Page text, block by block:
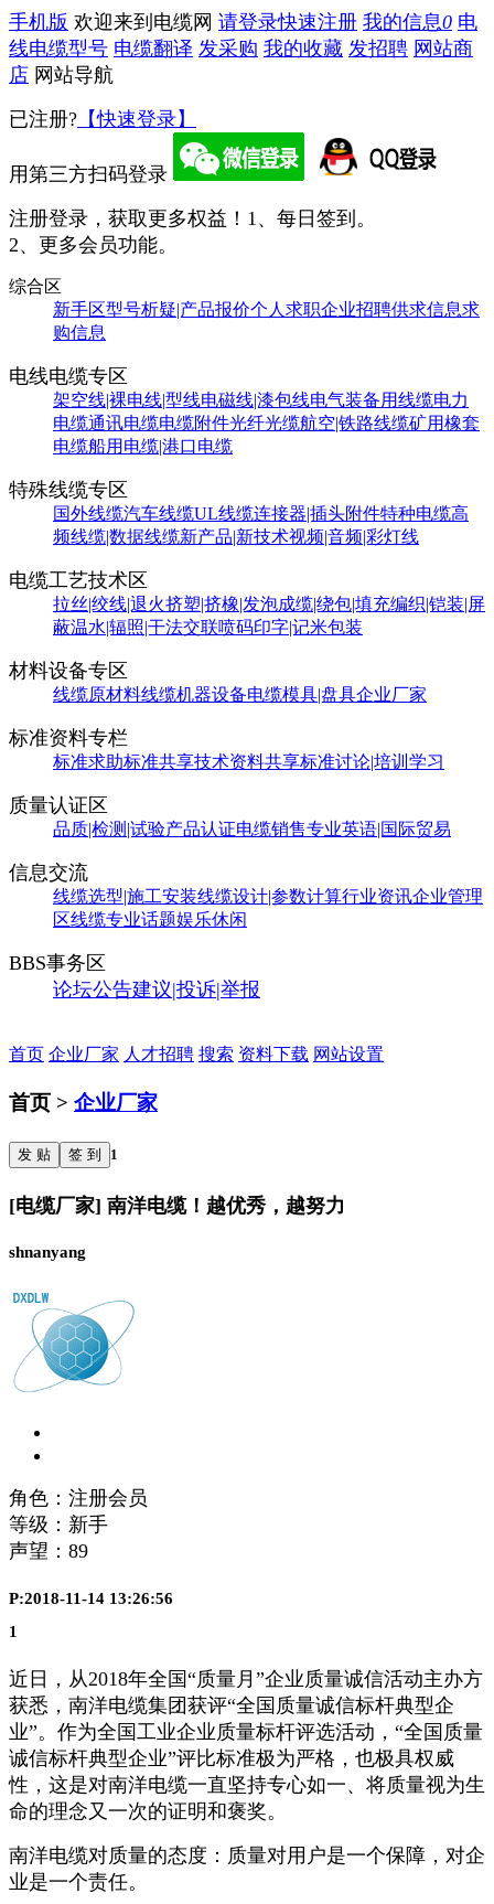
手机版 欢迎来到电缆网 请登录快速注册 我的信息0 电
线电缆型号 电缆翻译 发采购 我的收藏 发招聘 网站商
店 网站导航
已注册? 【快速登录】
用第三方扫码登录
注册登录，获取更多权益！ 1、每日签到。
2、更多会员功能。
综合区
新手区型号析疑|产品报价个人求职企业招聘供求信息求
购信息
电线电缆专区
架空线|裸电线|型线电磁线|漆包线电气装备用线缆电力
电缆通讯电缆电缆附件光纤光缆航空|铁路线缆矿用橡套
电缆船用电缆|港口电缆
特殊线缆专区
国外线缆汽车线缆UL线缆连接器|插头附件特种电缆高
频线缆|数据线缆新产品|新技术视频|音频|彩灯线
电缆工艺技术区
拉丝|绞线|退火挤塑|挤橡|发泡成缆|绕包|填充编织|铠装|屏
蔽温水|辐照|干法交联喷码印字|记米包装
材料设备专区
线缆原材料线缆机器设备电缆模具|盘具企业厂家
标准资料专栏
标准求助标准共享技术资料共享标准讨论|培训学习
质量认证区
品质|检测|试验产品认证电缆销售专业英语|国际贸易
信息交流
线缆选型|施工安装线缆设计|参数计算行业资讯企业管理
区线缆专业话题娱乐休闲
BBS事务区
论坛公告建议|投诉|举报
首页 企业厂家 人才招聘 搜索 资料下载 网站设置
首页 > 企业厂家
发 贴 签 到 1
[电缆厂家] 南洋电缆！越优秀，越努力
shnanyang
角色：注册会员
等级：新手
声望： 89
P:2018-11-14 13:26:56
1
近日，从2018年全国“质量月”企业质量诚信活动主办方
获悉，南洋电缆集团获评“全国质量诚信标杆典型企
业”。作为全国工业企业质量标杆评选活动，“全国质量
诚信标杆典型企业”评比标准极为严格，也极具权威
性，这是对南洋电缆一直坚持专心如一、将质量视为生
命的理念又一次的证明和褒奖。
南洋电缆对质量的态度：质量对用户是一个保障，对企
业是一个责任。